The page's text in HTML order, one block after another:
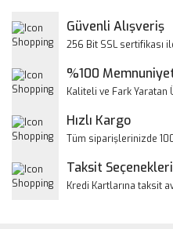
Ürün resmi kalitesiz,
Ürün bilgilerinde hatalar
Bu ürüne benzer farklı
Güvenli Alışveriş
256 Bit SSL sertifikası
%100
Kaliteli ve Fark Yaratan
Hızlı Kargo
Tüm siparişlerinizde
Taksit Seçenekleri
Kredi Kartlarına taksit